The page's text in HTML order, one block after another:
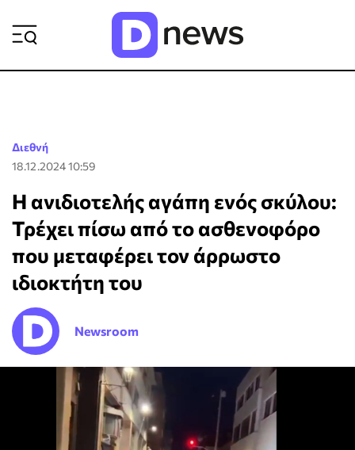
Διεθνή
18.12.2024 10:59
Η ανιδιοτελής αγάπη ενός σκύλου:
Τρέχει πίσω από το ασθενοφόρο
που μεταφέρει τον άρρωστο
ιδιοκτήτη του
Newsroom